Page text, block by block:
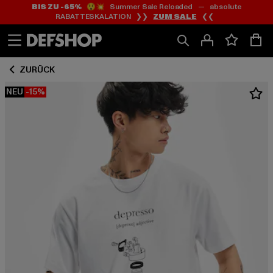
Zum
Inhalt
springen
Zum
Fußzeile
springen
BIS ZU -65%😲💥 Summer Sale Reloaded — absolute
RABATTESKALATION ❯❯ ZUM SALE ❮❮
ZURÜCK
NEU -15%